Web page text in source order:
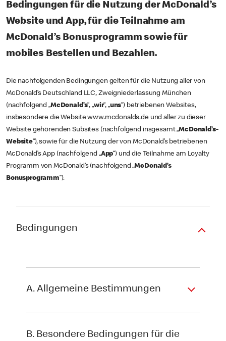
Bedingungen für die Nutzung der McDonald’s
Website und App, für die Teilnahme am
McDonald’s Bonusprogramm sowie für
mobiles Bestellen und Bezahlen.
Die nachfolgenden Bedingungen gelten für die Nutzung aller von
McDonald’s Deutschland LLC, Zweigniederlassung München
(nachfolgend „McDonald’s“, „wir“, „uns“) betriebenen Websites,
insbesondere die Website www.mcdonalds.de und aller zu dieser
Website gehörenden Subsites (nachfolgend insgesamt „McDonald’s-
Website“), sowie für die Nutzung der von McDonald’s betriebenen
McDonald’s App (nachfolgend „App“) und die Teilnahme am Loyalty
Programm von McDonald’s (nachfolgend „McDonald’s
Bonusprogramm“).
Bedingungen
A. Allgemeine Bestimmungen
B. Besondere Bedingungen für die